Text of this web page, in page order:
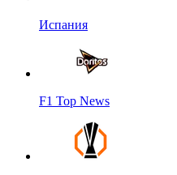
Испания
F1 Top News